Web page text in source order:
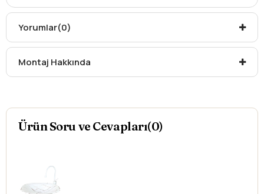
Kargo teslim süreleri, kargoya veriliş tarihinden itibaren
Kargo teslimatlarında mesafelerden dolayı
oluşabilecekek ücretler alıcıya aittir
Kargonuzu teslim alırken hasarlı olabileceğini
yapılamamaktadır.
Yorumlar(0)
Montaj Hakkında
Ürün Soru ve Cevapları(0)